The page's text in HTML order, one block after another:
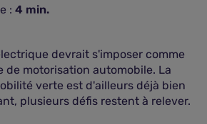
: 4 min.
devrait s'imposer comme
de motorisation automobile. La
verte est d'ailleurs déjà bien
plusieurs défis restent à relever.